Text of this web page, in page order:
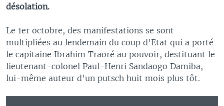
désolation.
Le 1er octobre, des manifestations se sont
multipliées au lendemain du coup d'Etat qui a porté
le capitaine Ibrahim Traoré au pouvoir, destituant le
lieutenant-colonel Paul-Henri Sandaogo Damiba,
lui-même auteur d'un putsch huit mois plus tôt.